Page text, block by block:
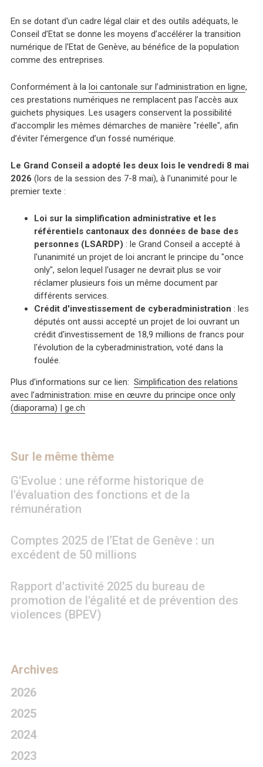
Sur le même thème
G'Evolue : une réforme historique de
l'évaluation des fonctions et de la
rémunération
Comptes 2025 de l’Etat de Genève : un
excédent de 50 millions
Rapport d'activité 2025 du bureau de
promotion de l'égalité et de prévention des
violences (BPEV)
Archives
2026
2025
2024
2023
En se dotant d'un cadre légal clair et des outils adéquats, le
Conseil d’Etat se donne les moyens d’accélérer la transition
numérique de l'Etat de Genève, au bénéfice de la population
comme des entreprises.
Conformément à la loi cantonale sur l’administration en ligne,
ces prestations numériques ne remplacent pas l’accès aux
guichets physiques. Les usagers conservent la possibilité
d’accomplir les mêmes démarches de manière "réelle", afin
d’éviter l’émergence d’un fossé numérique.
Le Grand Conseil a adopté les deux lois le vendredi 8 mai
2026 (lors de la session des 7-8 mai), à l'unanimité pour le
premier texte :
Loi sur la simplification administrative et les
référentiels cantonaux des données de base des
personnes (LSARDP) : le Grand Conseil a accepté à
l'unanimité un projet de loi ancrant le principe du "once
only", selon lequel l'usager ne devrait plus se voir
réclamer plusieurs fois un même document par
différents services.
Crédit d'investissement de cyberadministration : les
députés ont aussi accepté un projet de loi ouvrant un
crédit d'investissement de 18,9 millions de francs pour
l'évolution de la cyberadministration, voté dans la
foulée.
Plus d'informations sur ce lien: Simplification des relations
avec l’administration: mise en œuvre du principe once only
(diaporama) | ge.ch